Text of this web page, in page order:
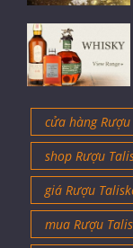
cửa hàng
shop Rượu
giá Rượu
mua Rượu